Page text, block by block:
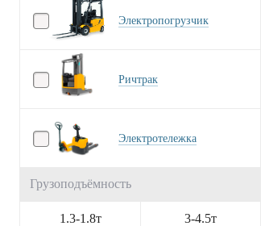
Электропогрузчик
Ричтрак
Электротележка
Грузоподъёмность
1.3-1.8т 3-4.5т